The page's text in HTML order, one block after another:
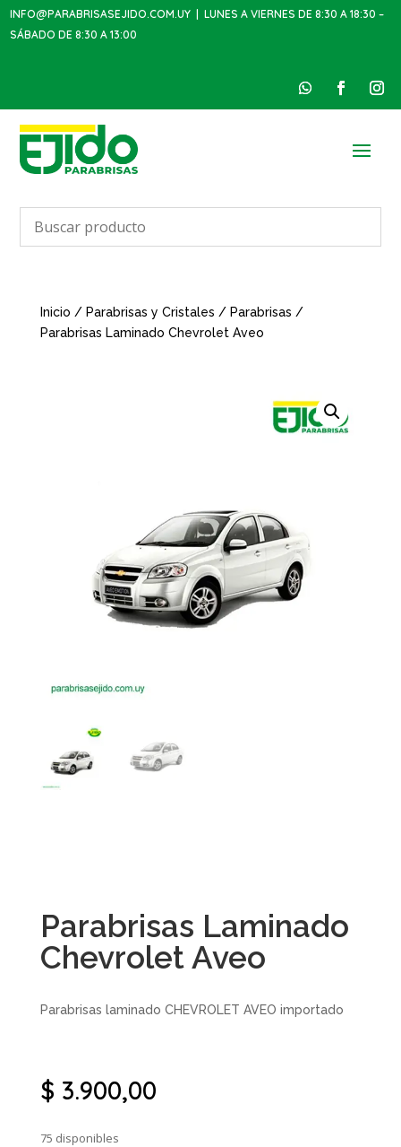
INFO@PARABRISASEJIDO.COM.UY | LUNES A VIERNES DE 8:30 A 18:30 –
SÁBADO DE 8:30 A 13:00
Inicio / Parabrisas y Cristales / Parabrisas /
Parabrisas Laminado Chevrolet Aveo
Parabrisas Laminado
Chevrolet Aveo
Parabrisas laminado CHEVROLET AVEO importado
$ 3.900,00
75 disponibles